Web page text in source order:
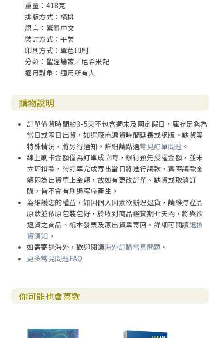
重量：418克
排版方式：橫排
語言：繁體中文
裝訂方式：平裝
印刷方式：單色印刷
分類：聖經論叢／尼希米記
適用對象：適用所有人
購物說明
訂單備貨時間約3-5天不包含週末及國定假日，庫存足夠為
當日或隔日出貨，如遇廠商調貨時間延長或絕版、缺貨等
特殊情況，將另行通知。詳細請點選常見訂單問題 。
線上刷卡金額僅為訂單成立時，銀行預先授權金額，並未
立即扣款，待訂單完成寄出當日將進行請款，實際請款金
額即為出貨單上金額，故如有更改訂單、缺貨或取消訂
購，皆不會有刷退程序產生。
為維護您的權益，如因個人因素欲辦理退貨，請維持產品
原狀並依原包裝包好，於收到商品鑑賞期七天內，將與欲
退貨之商品、紙本發票及原出貨單寄回。詳細可閱讀退換
貨須知 。
如需寄送海外，歡迎閱讀海外訂購常見問題 。
更多常見問題FAQ
你可能也會喜歡